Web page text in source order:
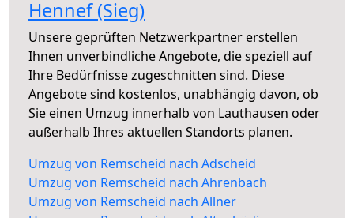
Hennef (Sieg)
Unsere geprüften Netzwerkpartner erstellen
Ihnen unverbindliche Angebote, die speziell auf
Ihre Bedürfnisse zugeschnitten sind. Diese
Angebote sind kostenlos, unabhängig davon, ob
Sie einen Umzug innerhalb von Lauthausen oder
außerhalb Ihres aktuellen Standorts planen.
Umzug von Remscheid nach Adscheid
Umzug von Remscheid nach Ahrenbach
Umzug von Remscheid nach Allner